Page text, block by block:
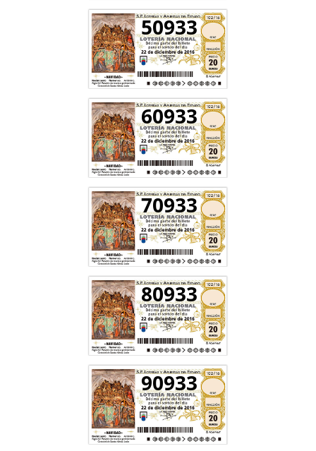
50933
60933
70933
80933
90933